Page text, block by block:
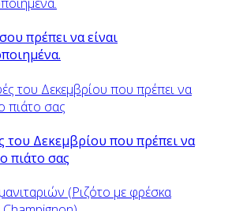
πρέπει να είναι
του Δεκεμβρίου που πρέπει να
πιάτο σας